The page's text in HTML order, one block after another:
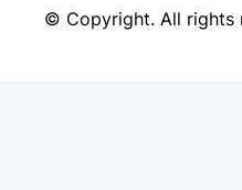
© Copyright. All rights